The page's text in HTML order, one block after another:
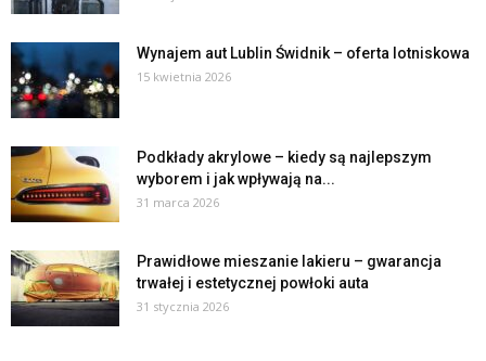
Wynajem aut Lublin Świdnik – oferta lotniskowa
15 kwietnia 2026
Podkłady akrylowe – kiedy są najlepszym
wyborem i jak wpływają na...
31 marca 2026
Prawidłowe mieszanie lakieru – gwarancja
trwałej i estetycznej powłoki auta
31 stycznia 2026